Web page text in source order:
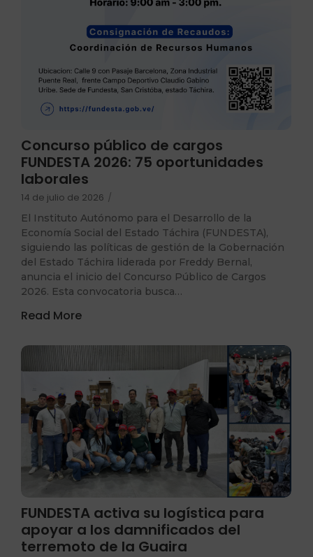
Concurso público de cargos
FUNDESTA 2026: 75 oportunidades
laborales
14 de julio de 2026 /
El Instituto Autónomo para el Desarrollo de la
Economía Social del Estado Táchira (FUNDESTA),
siguiendo las políticas de gestión de la Gobernación
del Estado Táchira liderada por Freddy Bernal,
anuncia el inicio del Concurso Público de Cargos
2026. Esta convocatoria busca…
Read More
FUNDESTA activa su logística para
apoyar a los damnificados del
terremoto de la Guaira